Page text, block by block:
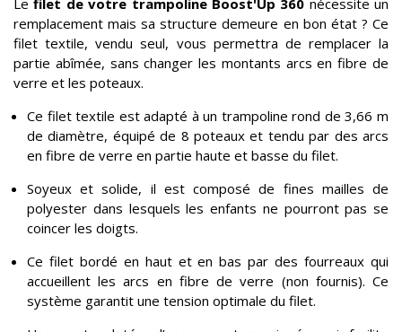
Le filet de votre trampoline Boost'Up 360 nécessite un
remplacement mais sa structure demeure en bon état ? Ce
filet textile, vendu seul, vous permettra de remplacer la
partie abîmée, sans changer les montants arcs en fibre de
verre et les poteaux.
Ce filet textile est adapté à un trampoline rond de 3,66 m
de diamètre, équipé de 8 poteaux et tendu par des arcs
en fibre de verre en partie haute et basse du filet.
Soyeux et solide, il est composé de fines mailles de
polyester dans lesquels les enfants ne pourront pas se
coincer les doigts.
Ce filet bordé en haut et en bas par des fourreaux qui
accueillent les arcs en fibre de verre (non fournis). Ce
système garantit une tension optimale du filet.